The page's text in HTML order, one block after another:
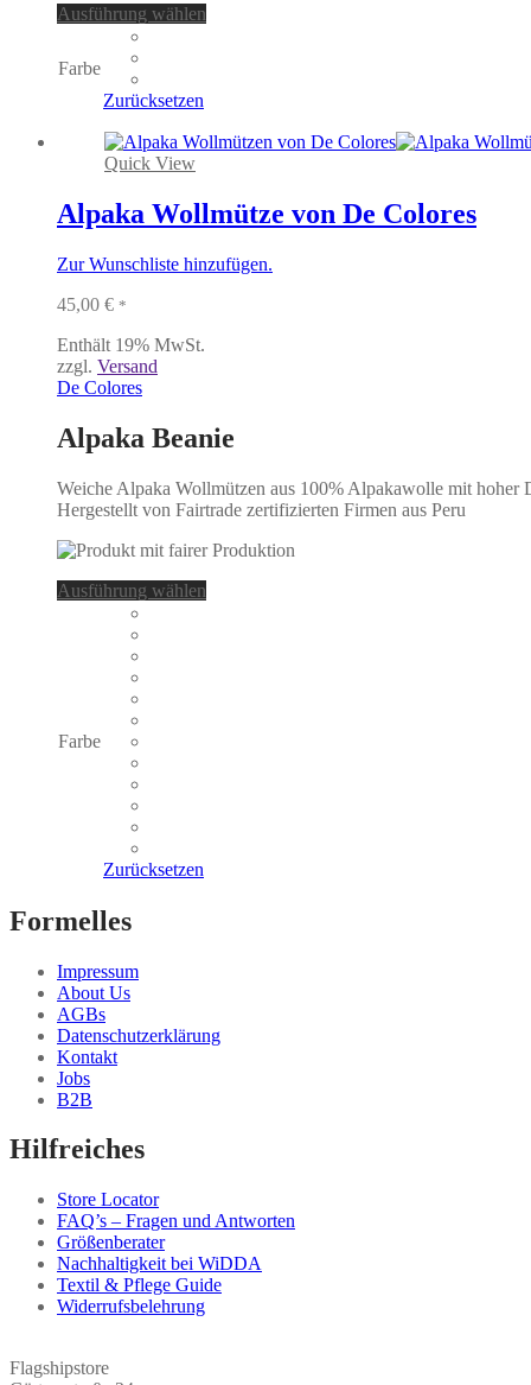
Ausführung wählen
Die
auf
der
gewählt
Farbe
Zurücksetzen
Quick View
Alpaka Wollmütze von De Colores
Zur Wunschliste hinzufügen.
45,00 € *
Enthält 19% MwSt.
zzgl. Versand
De Colores
Alpaka Beanie
Weiche Alpaka Wollmützen aus 100% Alpakawolle mit hoher
Hergestellt von Fairtrade zertifizierten Firmen aus Peru
Ausführung wählen
Farbe
Zurücksetzen
Formelles
Impressum
About Us
AGBs
Datenschutzerklärung
Kontakt
Jobs
B2B
Hilfreiches
Store Locator
FAQ’s – Fragen und Antworten
Größenberater
Nachhaltigkeit bei WiDDA
Textil & Pflege Guide
Widerrufsbelehrung
Flagshipstore